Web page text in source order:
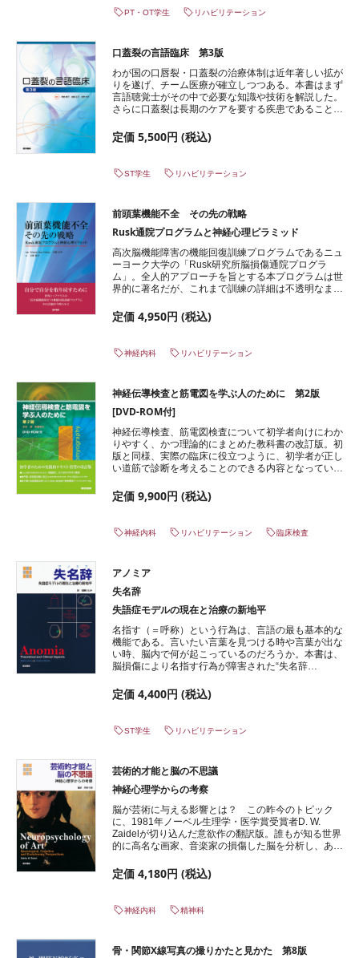
まくいく。
PT・OT学生 リハビリテーション
口蓋裂の言語臨床 第3版
わが国の口唇裂・口蓋裂の治療体制は近年著しい拡が
りを遂げ、チーム医療が確立しつつある。本書はまず
言語聴覚士がその中で必要な知識や技術を解説した。
さらに口蓋裂は長期のケアを要する疾患であることか
ぞれの療育施設や学校の言語聴覚士・教師・臨床心理
士などにも有用な言語臨床の知識を幅広く盛り込ん
が受けられることを願い本書をお勧めする。
定価 5,500円 (税込)
ST学生 リハビリテーション
前頭葉機能不全 その先の戦略
Rusk通院プログラムと神経心理ピラミッド
高次脳機能障害の機能回復訓練プログラムであるニュ
ーヨーク大学の「Rusk研究所脳損傷通院プログラ
ム」。全人的アプローチを旨とする本プログラムは世
界的に著名だが、これまで訓練の詳細は不透明なまま
が改善した脳損傷者の家族による治療体験を余すこと
なく紹介している。脳損傷リハビリテーション医療に
定価 4,950円 (税込)
神経内科 リハビリテーション
神経伝導検査と筋電図を学ぶ人のために 第2版
[DVD-ROM付]
神経伝導検査、筋電図検査について初学者向けにわか
りやすく、かつ理論的にまとめた教科書の改訂版。初
版と同様、実際の臨床に役立つように、初学者が正し
い道筋で診断を考えることのできる内容となってい
確認問題や、正常値データベースを掲載するなど新た
な要素も多数取り入れた。付録のDVD-ROMには初版
ビデオを2本収録。
定価 9,900円 (税込)
神経内科 リハビリテーション 臨床検査
アノミア
失名辞
失語症モデルの現在と治療の新地平
名指す（＝呼称）という行為は、言語の最も基本的な
機能である。言いたい言葉を見つける時や言葉が出な
い時、脳内で何が起こっているのだろうか。本書は、
脳損傷により名指す行為が障害された“失名辞
現在の認知モデルによる失名辞の理論的解釈から、失
名辞の臨床的評価法の提案と治療（呼称セラピー）研
定価 4,400円 (税込)
ST学生 リハビリテーション
芸術的才能と脳の不思議
神経心理学からの考察
脳が芸術に与える影響とは？ この昨今のトピック
に、1981年ノーベル生理学・医学賞受賞者D. W.
Zaidelが切り込んだ意欲作の翻訳版。誰もが知る世界
的に高名な画家、音楽家の損傷した脳を分析し、あふ
の視点からひもとく。私たちが慣れ親しんだ作品誕生
の背景に、実は脳の異常が存在していたという新たな
定価 4,180円 (税込)
神経内科 精神科
骨・関節X線写真の撮りかたと見かた 第8版